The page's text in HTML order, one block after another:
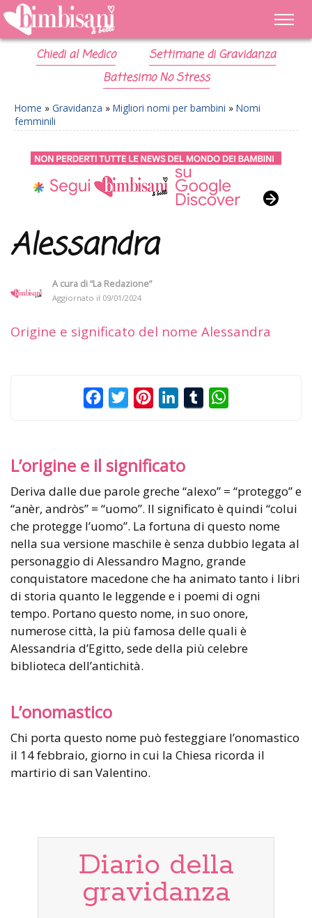
Chiedi al Medico
Settimane di Gravidanza
Battesimo No Stress
Home » Gravidanza » Migliori nomi per bambini » Nomi
femminili
Alessandra
A cura di“La Redazione”
Aggiornato il 09/01/2024
Origine e significato del nome Alessandra
FacebookTwitterPinterestLinkedInTumblr
L’origine e il significato
Deriva dalle due parole greche “alexo” = “proteggo” e
“anèr, andròs” = “uomo”. Il significato è quindi “colui
che protegge l’uomo”. La fortuna di questo nome
nella sua versione maschile è senza dubbio legata al
personaggio di Alessandro Magno, grande
conquistatore macedone che ha animato tanto i libri
di storia quanto le leggende e i poemi di ogni
tempo. Portano questo nome, in suo onore,
numerose città, la più famosa delle quali è
Alessandria d’Egitto, sede della più celebre
biblioteca dell’antichità.
L’onomastico
Chi porta questo nome può festeggiare l’onomastico
il 14 febbraio, giorno in cui la Chiesa ricorda il
martirio di san Valentino.
Diario della
gravidanza